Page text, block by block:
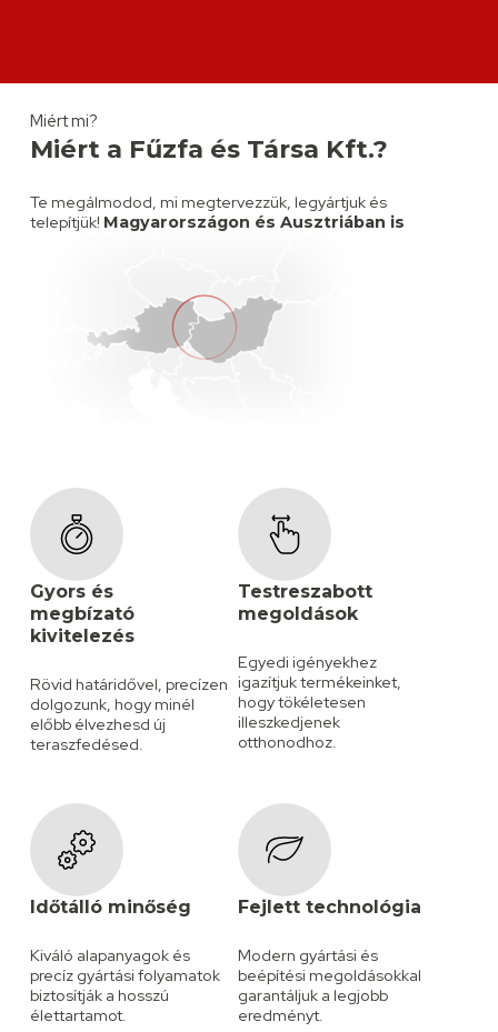
Miért mi?
Miért a Fűzfa és Társa Kft.?
Te megálmodod, mi megtervezzük, legyártjuk és
telepítjük! Magyarországon és Ausztriában is
Gyors és
megbízató
kivitelezés
Rövid határidővel, precízen
dolgozunk, hogy minél
előbb élvezhesd új
teraszfedésed.
Testreszabott
megoldások
Egyedi igényekhez
igazítjuk termékeinket,
hogy tökéletesen
illeszkedjenek
otthonodhoz.
Időtálló minőség
Kiváló alapanyagok és
precíz gyártási folyamatok
biztosítják a hosszú
élettartamot.
Fejlett technológia
Modern gyártási és
beépítési megoldásokkal
garantáljuk a legjobb
eredményt.